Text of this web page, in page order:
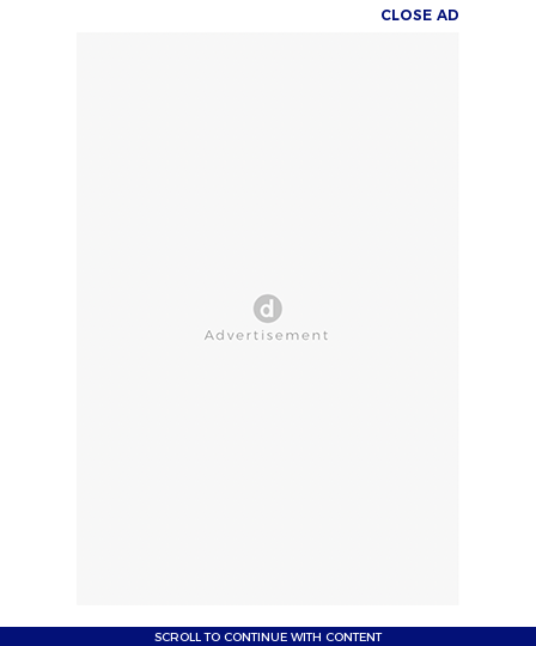
CLOSE AD
SCROLL TO CONTINUE WITH CONTENT